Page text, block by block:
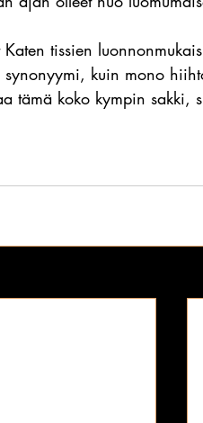
tissien
kuin mono
tämä koko kympin sakki,